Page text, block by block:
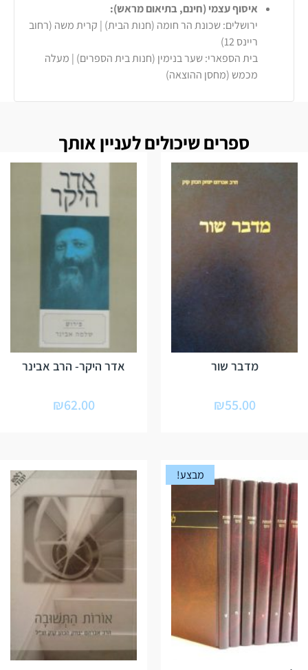
איסוף עצמי (חינם, בתיאום מראש):
ירושלים: שכונת הר חומה (חנות הבית) | קרית משה (רחוב
ריינס 12)
בית הספארי: שער בנימין (חנות בית הספרים) | מעלה
מכמש (מחסן ההוצאה)
ספרים שיכולים לעניין אותך
מדבר שור
₪55.00
אדר היקר- הרב אבינר
₪62.00
מבצע!